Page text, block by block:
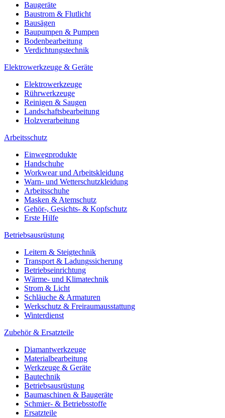
Baugeräte
Baustrom & Flutlicht
Bausägen
Baupumpen & Pumpen
Bodenbearbeitung
Verdichtungstechnik
Elektrowerkzeuge & Geräte
Elektrowerkzeuge
Rührwerkzeuge
Reinigen & Saugen
Landschaftsbearbeitung
Holzverarbeitung
Arbeitsschutz
Einwegprodukte
Handschuhe
Workwear und Arbeitskleidung
Warn- und Wetterschutzkleidung
Arbeitsschuhe
Masken & Atemschutz
Gehör-, Gesichts- & Kopfschutz
Erste Hilfe
Betriebsausrüstung
Leitern & Steigtechnik
Transport & Ladungssicherung
Betriebseinrichtung
Wärme- und Klimatechnik
Strom & Licht
Schläuche & Armaturen
Werkschutz & Freiraumausstattung
Winterdienst
Zubehör & Ersatzteile
Diamantwerkzeuge
Materialbearbeitung
Werkzeuge & Geräte
Bautechnik
Betriebsausrüstung
Baumaschinen & Baugeräte
Schmier- & Betriebsstoffe
Ersatzteile